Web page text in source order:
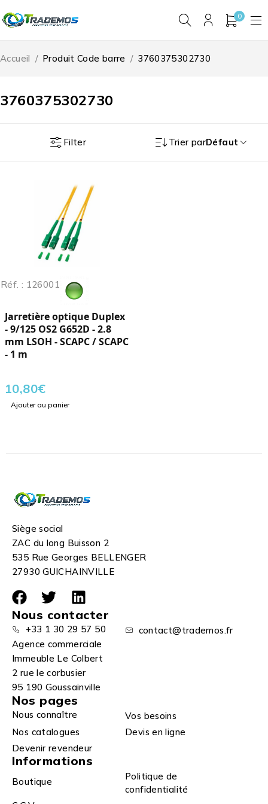
0
3760375302730
Accueil / Produit Code barre / 3760375302730
Filter Trier parDéfaut
Réf. : 126001
Jarretière optique Duplex
- 9/125 OS2 G652D - 2.8
mm LSOH - SCAPC / SCAPC
- 1 m
10,80€
Ajouter au panier
Siège social
ZAC du long Buisson 2
535 Rue Georges BELLENGER
27930 GUICHAINVILLE
Nous contacter
+33 1 30 29 57 50
contact@trademos.fr
Agence commerciale
Immeuble Le Colbert
2 rue le corbusier
95 190 Goussainville
Nos pages
Nous connaître
Vos besoins
Nos catalogues
Devis en ligne
Devenir revendeur
Informations
Boutique
Politique de
confidentialité